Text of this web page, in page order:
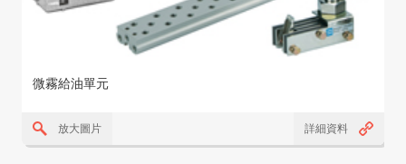
微霧給油單元
放大圖片 詳細資料